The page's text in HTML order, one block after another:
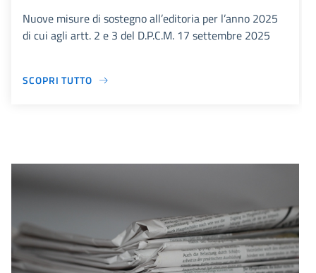
Nuove misure di sostegno all’editoria per l’anno 2025
di cui agli artt. 2 e 3 del D.P.C.M. 17 settembre 2025
SCOPRI TUTTO